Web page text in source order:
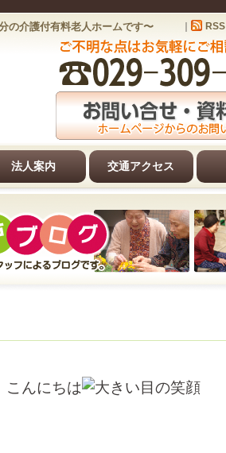
RSS
の介護付有料老人ホームです〜
法人案内 交通アクセス
こんにちは